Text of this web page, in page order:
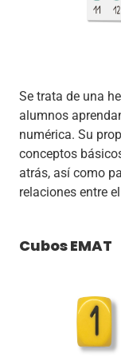
Se trata de una
alumnos
numérica. Su
conceptos
atrás, así como
relaciones entre
Cubos EMAT